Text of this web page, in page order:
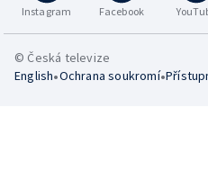
Instagram Facebook
© Česká televize
English•Ochrana soukromí•